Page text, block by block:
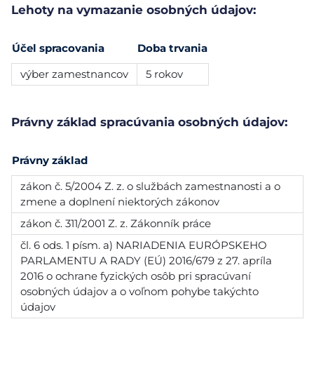
Lehoty na vymazanie osobných údajov:
Účel spracovania
Doba trvania
výber zamestnancov
5 rokov
Právny základ spracúvania osobných údajov:
Právny základ
zákon č. 5/2004 Z. z. o službách zamestnanosti a o
zmene a doplnení niektorých zákonov
zákon č. 311/2001 Z. z. Zákonník práce
čl. 6 ods. 1 písm. a) NARIADENIA EURÓPSKEHO
PARLAMENTU A RADY (EÚ) 2016/679 z 27. apríla
2016 o ochrane fyzických osôb pri spracúvaní
osobných údajov a o voľnom pohybe takýchto
údajov